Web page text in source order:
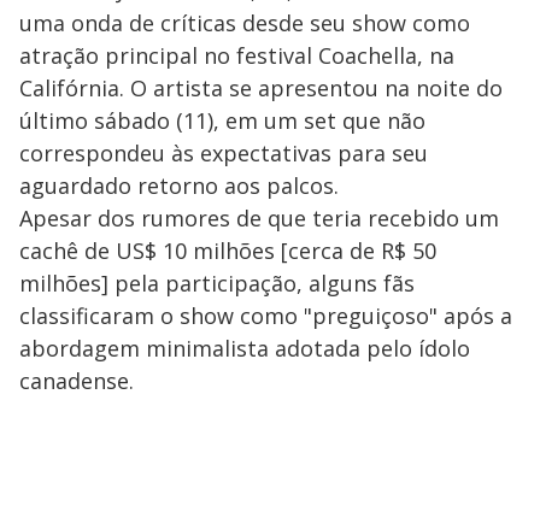
uma onda de críticas desde seu show como
atração principal no festival Coachella, na
Califórnia. O artista se apresentou na noite do
último sábado (11), em um set que não
correspondeu às expectativas para seu
aguardado retorno aos palcos.
Apesar dos rumores de que teria recebido um
cachê de US$ 10 milhões [cerca de R$ 50
milhões] pela participação, alguns fãs
classificaram o show como "preguiçoso" após a
abordagem minimalista adotada pelo ídolo
canadense.